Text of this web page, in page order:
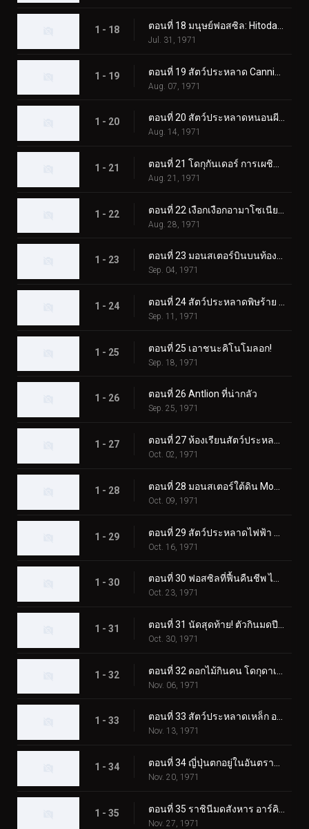
1 - 18
Jul. 31, 1971
1 - 19
Aug. 07, 1971
1 - 20 ตอนที่ 20 สัตว์ประหลาดหนอนผีเสื้อพ่นไฟ: โดกุกันเดอร์
Aug. 14, 1971
1 - 21
Aug. 21, 1971
1 - 22
Aug. 28, 1971
1 - 23 ตอนที่ 23 มอนสเตอร์บินบนท้องฟ้า มูซาเบดอล
Sep. 04, 1971
1 - 24
Sep. 11, 1971
1 - 25 ตอนที่ 25 เอาชนะคิโนโมลอก!
Sep. 18, 1971
1 - 26 ตอนที่ 26 Antlion ที่น่ากลัว
Sep. 25, 1971
1 - 27
Oct. 02, 1971
1 - 28
Oct. 09, 1971
1 - 29
Oct. 16, 1971
1 - 30 ตอนที่ 30 ฟอสซิลที่ฟื้นคืนชีพ ไทรโลไบต์ดูดเลือด
Oct. 23, 1971
1 - 31
Oct. 30, 1971
1 - 32
Nov. 06, 1971
1 - 33 ตอนที่ 33 สัตว์ประหลาดเหล็ก อาร์มาดิลอง
Nov. 13, 1971
1 - 34
Nov. 20, 1971
1 - 35
Nov. 27, 1971